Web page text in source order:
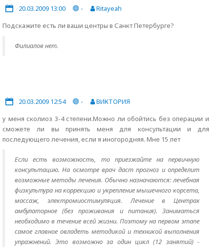
20.03.2009 13:00 -
Ritayeah
Подскажите есть ли ваши центры в Санкт Петербурге?
Филиалов нет.
20.03.2009 12:54 -
ВИКТОРИЯ
у меня сколиоз 3-4 степени.Можно ли обойтись без операции и
сможете ли вы принять меня для консультации и для
последующего лечения, если я иногородняя. Мне 15 лет
Если есть возможность, то приезжайте на первичную
консультацию. На осмотре врач даст прогноз и определит
возможные методы лечения. Обычно назначаются: лечебная
физкультура на коррекцию и укрепление мышечного корсета,
массаж, электромиостимуляция. Лечение в Центрах
амбулаторное (без проживания и питания). Заниматься
необходимо в течение всей жизни. Поэтому на первом этапе
самое главное овладеть методикой и техникой выполнения
упражнений. Это возможно за один цикл (12 занятий) -